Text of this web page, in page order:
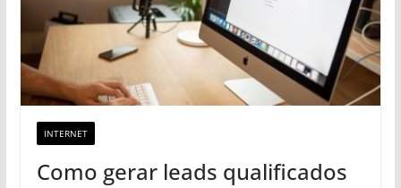
INTERNET
Como gerar leads qualificados